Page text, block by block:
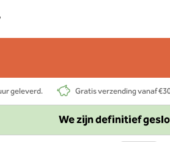
geleverd. Gratis verzending vanaf
We zijn definitief